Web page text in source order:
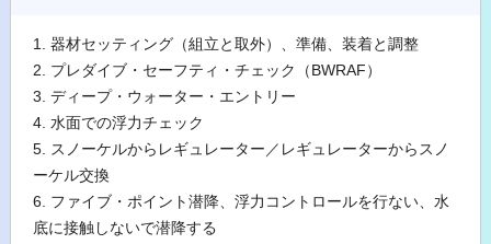
1. 器材セッティング（組立と取外）、準備、装着と調整
2. プレダイブ・セーフティ・チェック（BWRAF）
3. ディープ・ウォーター・エントリー
4. 水面での浮力チェック
5. スノーケルからレギュレーター／レギュレーターからスノ
ーケル交換
6. ファイブ・ポイント潜降、浮力コントロールを行ない、水
底に接触しないで潜降する